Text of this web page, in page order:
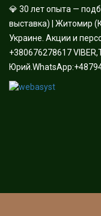
💎 30 лет опыта —
выставка) | Житомир
Украине. Акции и
+380676278617